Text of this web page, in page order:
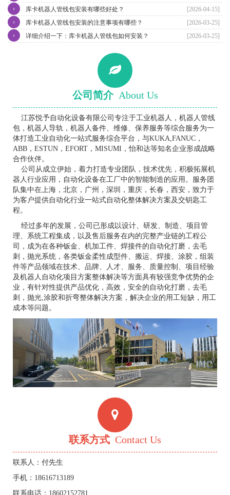
[2026-04-15]
库卡机器人管线包安装有哪些好处？
›
[2026-03-25]
库卡机器人管线包安装的注意事项有哪些？
›
[2026-03-25]
详细介绍一下：库卡机器人管线包如何安装？
›
公司简介 About Us
江苏悦予自动化设备有限公司专注于工业机器人，机器人管线
包，机器人导轨，机器人备件、维修、保养服务等综合服务为一
体打造工业自动化一站式服务综合平台，与KUKA,FANUC，
ABB，ESTUN，EFORT，MISUMI，怡和达等知名企业形成战略
合作伙伴。
公司从成立伊始，着力打造专业团队，技术优先，积极拓展机
器人行业应用，自动化设备在工厂中的智能制造的应用。服务团
队集中在上海，北京，广州，深圳，重庆，长春，西安，致力于
为客户提供自动化行业一站式自动化整体解决方案及交钥匙工
程。
经过多年的发展，公司已形成以设计、研发、制造、项目管
理、系统工程集成，以及售后服务在内的完整产业链的工程公
司，成为在各种钣金、机加工件、焊接件的自动化打磨，去毛
刺，抛光系统，各类钣金柔性成型件、搬运、焊接、涂胶，组装
件等产品领域在技术、品牌、人才、服务、质量控制、项目经验
及机器人自动化项目方案整体解决等方面具有较强竞争优势的企
业，有针对性提供产品优化，高效，安全的自动化打磨，去毛
刺，抛光,涂胶和折弯整体解决方案，解决企业的用工短缺，用工
成本等问题。
联系方式 Contact Us
联系人：付先生
手机：18616713189
联系电话：18602152781